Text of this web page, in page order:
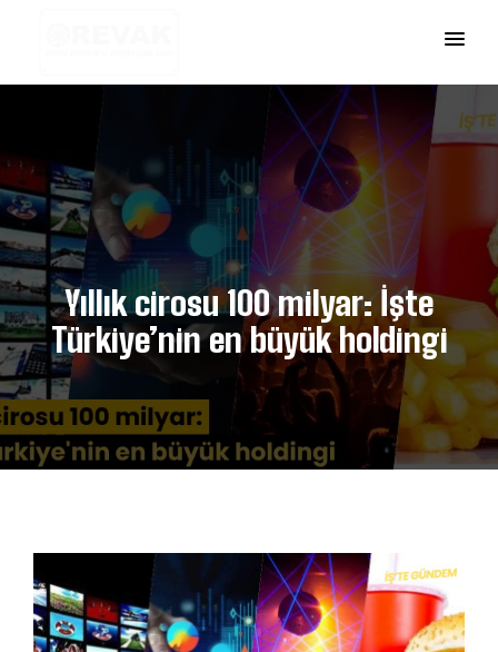
Yıllık cirosu 100 milyar: İşte
Türkiye’nin en büyük holdingi